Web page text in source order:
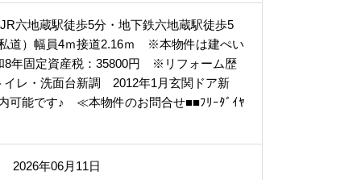
六地蔵駅徒歩5分・地下鉄六地蔵駅徒歩5
道）幅員4ｍ接道2.16ｍ ※本物件は建ぺい
年固定資産税：35800円 ※リフォーム歴
レ・洗面台新調 2012年1月玄関ドア新
能です♪ ≪本物件のお問合せ■■ﾌﾘｰﾀﾞｲﾔ
2026年06月11日